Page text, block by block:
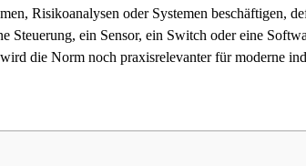
Risikoanalysen oder Systemen beschäftigen,
Steuerung, ein Sensor, ein Switch oder eine
die Norm noch praxisrelevanter für moderne